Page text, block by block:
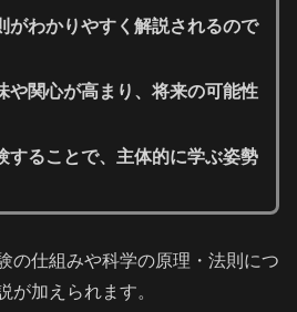
がわかりやすく解説されるので
や関心が高まり、将来の可能性
することで、主体的に学ぶ姿勢
の仕組みや科学の原理・法則につ
が加えられます。